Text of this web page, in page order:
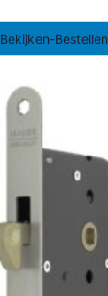
Bekijken-Bestellen